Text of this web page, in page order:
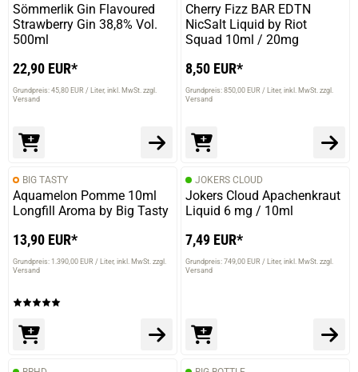
Sömmerlik Gin Flavoured
Strawberry Gin 38,8% Vol.
500ml
22,90 EUR*
Grundpreis: 45,80 EUR / Liter inkl. MwSt. zzgl.
Versand
Cherry Fizz BAR EDTN
NicSalt Liquid by Riot
Squad 10ml / 20mg
8,50 EUR*
Grundpreis: 850,00 EUR / Liter inkl. MwSt. zzgl.
Versand
BIG TASTY
Aquamelon Pomme 10ml
Longfill Aroma by Big Tasty
13,90 EUR*
Grundpreis: 1.390,00 EUR / Liter inkl. MwSt. zzgl.
Versand
JOKERS CLOUD
Jokers Cloud Apachenkraut
Liquid 6 mg / 10ml
7,49 EUR*
Grundpreis: 749,00 EUR / Liter inkl. MwSt. zzgl.
Versand